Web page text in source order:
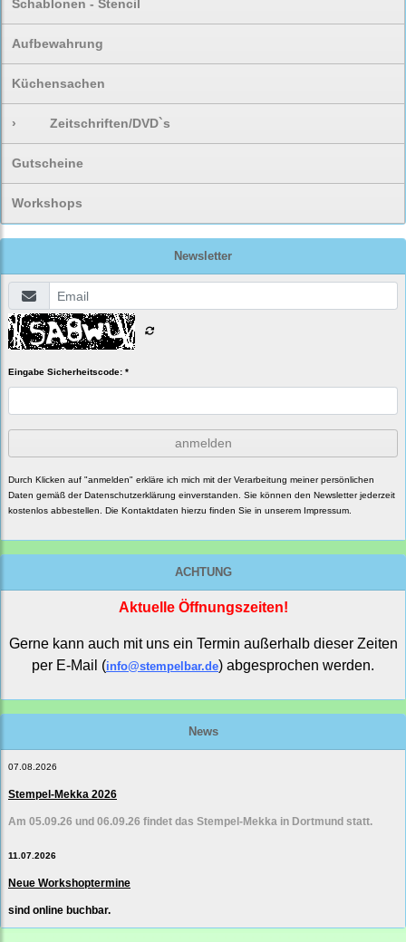
Schablonen - Stencil
Aufbewahrung
Küchensachen
› Zeitschriften/DVD`s
Gutscheine
Workshops
Newsletter
Eingabe Sicherheitscode: *
anmelden
Durch Klicken auf "anmelden" erkläre ich mich mit der Verarbeitung meiner persönlichen
Daten gemäß der Datenschutzerklärung einverstanden. Sie können den Newsletter jederzeit
kostenlos abbestellen. Die Kontaktdaten hierzu finden Sie in unserem Impressum.
ACHTUNG
Aktuelle Öffnungszeiten!
Gerne kann auch mit uns ein Termin außerhalb dieser Zeiten
per E-Mail (info@stempelbar.de) abgesprochen werden.
News
07.08.2026
Stempel-Mekka 2026
Am 05.09.26 und 06.09.26 findet das Stempel-Mekka in Dortmund statt.
11.07.2026
Neue Workshoptermine
sind online buchbar.